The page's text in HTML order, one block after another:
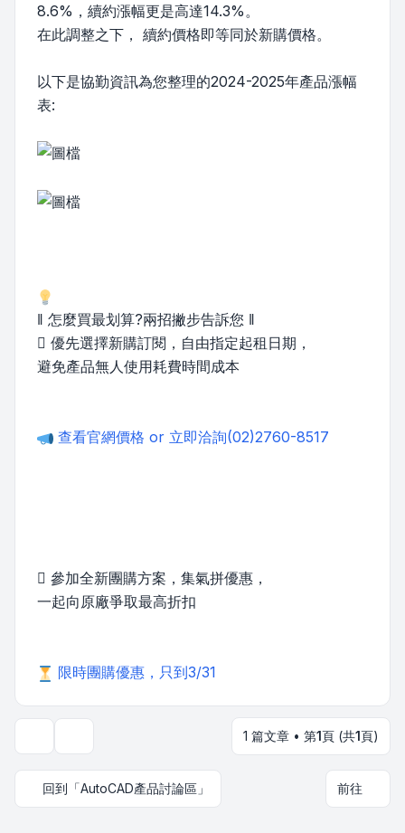
8.6%，續約漲幅更是高達14.3%。
在此調整之下， 續約價格即等同於新購價格。
以下是協勤資訊為您整理的2024-2025年產品漲幅
表:
‖ 怎麼買最划算?兩招撇步告訴您 ‖
 優先選擇新購訂閱，自由指定起租日期，
避免產品無人使用耗費時間成本
查看官網價格 or 立即洽詢(02)2760-8517
 參加全新團購方案，集氣拼優惠，
一起向原廠爭取最高折扣
限時團購優惠，只到3/31
1 篇文章 • 第1頁 (共1頁)
回到「AutoCAD產品討論區」 前往